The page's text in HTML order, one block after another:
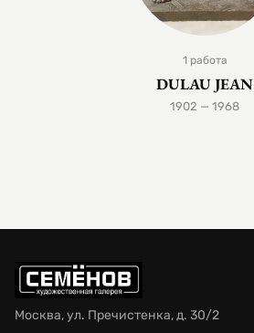
1 работа
DULAU JEAN
1902 — 1968
Москва, ул. Пречистенка, д. 30/2